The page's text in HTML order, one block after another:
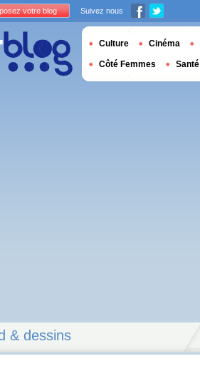
& dessins
votre blog Suivez nous
Culture Cinéma
Côté Femmes Santé